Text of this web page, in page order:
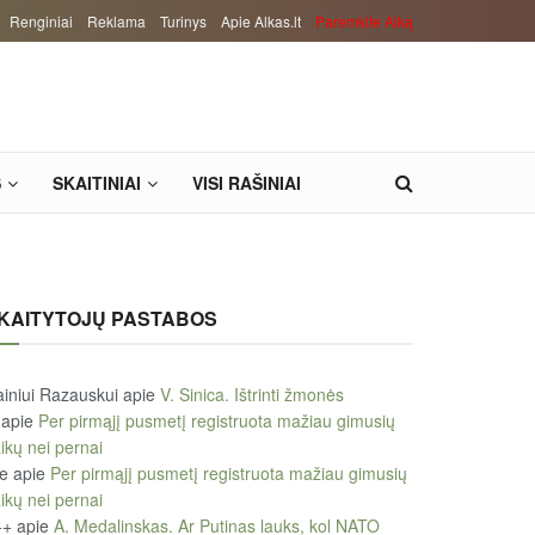
Renginiai Reklama Turinys Apie Alkas.lt Paremkite Alką
SKAITINIAI VISI RAŠINIAI
PASTABOS
Razauskui apie V. Sinica. Ištrinti žmonės
apie Per pirmąjį pusmetį registruota mažiau gimusių
nei pernai
apie Per pirmąjį pusmetį registruota mažiau gimusių
nei pernai
apie A. Medalinskas. Ar Putinas lauks, kol NATO